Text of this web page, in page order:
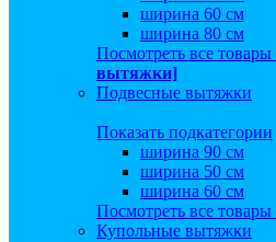
ширина 60 см
ширина 80 см
Посмотреть все товары
вытяжки]
Подвесные вытяжки
Показать подкатегории
ширина 90 см
ширина 50 см
ширина 60 см
Посмотреть все товары
Купольные вытяжки